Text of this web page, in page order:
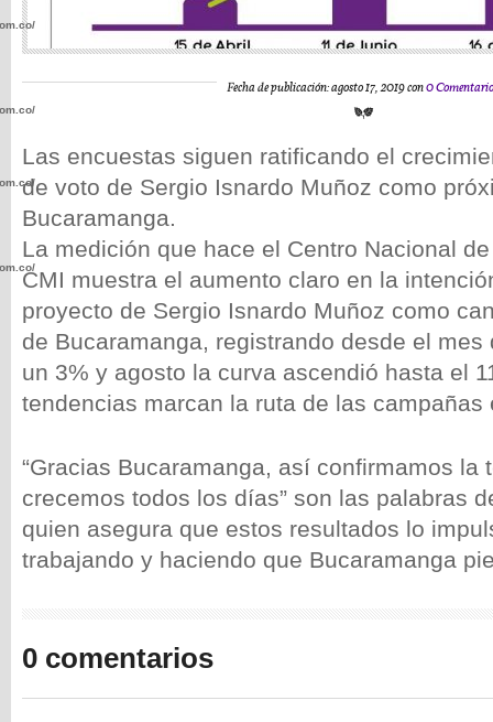
Fecha de publicación: agosto 17, 2019 con0
Las encuestas siguen ratificando el
de voto de Sergio Isnardo Muñoz como
Bucaramanga.
La medición que hace el Centro Nacional
CMI muestra el aumento claro en la
proyecto de Sergio Isnardo Muñoz como
de Bucaramanga, registrando desde el mes
un 3% y agosto la curva ascendió hasta el
tendencias marcan la ruta de las campañas
“Gracias Bucaramanga, así confirmamos la
crecemos todos los días” son las palabras
quien asegura que estos resultados lo
trabajando y haciendo que Bucaramanga
0 comentarios
wp-
wp-
wp-
wp-
wp-
wp-